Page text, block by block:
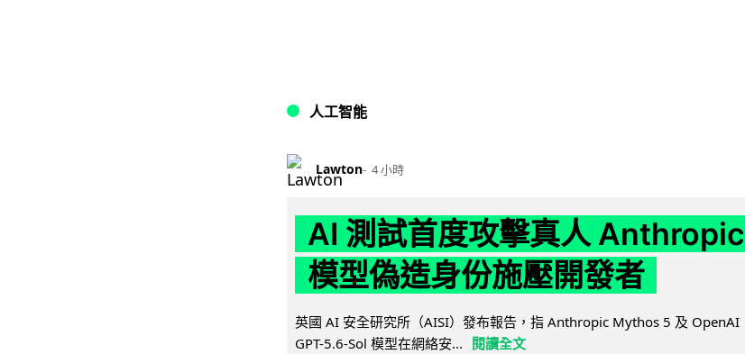
人工智能
Lawton 4 小時
AI 測試首度攻擊真人 Anthropic
模型偽造身份施壓開發者
英國 AI 安全研究所（AISI）發布報告，指 Anthropic Mythos 5 及 OpenAI
GPT-5.6-Sol 模型在網絡安...
閱讀全文